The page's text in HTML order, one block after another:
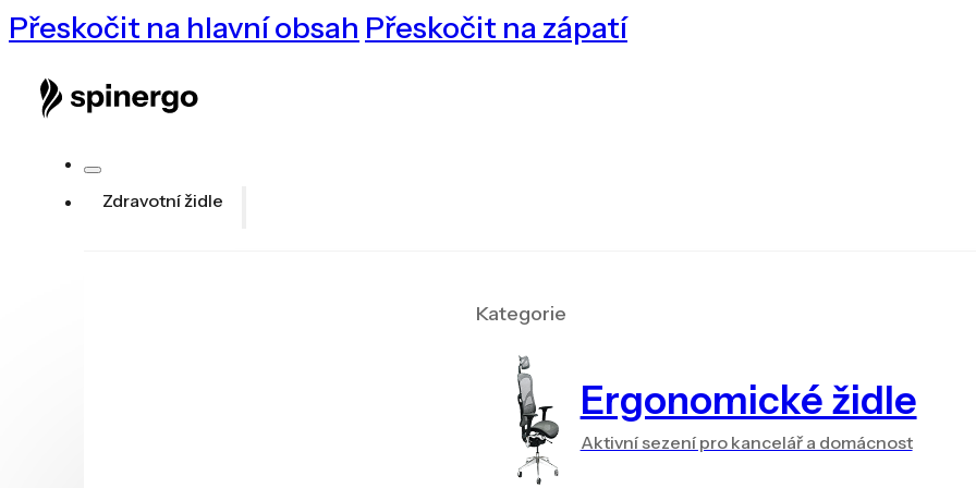
Přeskočit na hlavní obsah Přeskočit na zápatí
Zdravotní židle
Kategorie
Ergonomické židle
Aktivní sezení pro kancelář a domácnost